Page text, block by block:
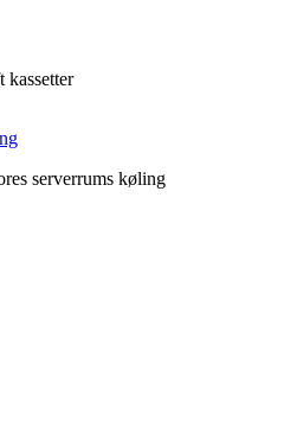
kassetter
serverrums køling